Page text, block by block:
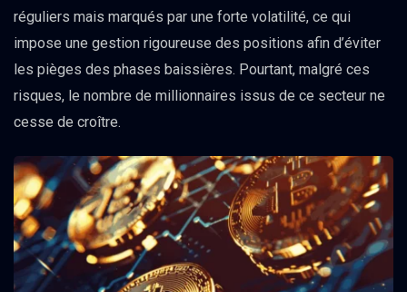
réguliers mais marqués par une forte volatilité, ce qui
impose une gestion rigoureuse des positions afin d’éviter
les pièges des phases baissières. Pourtant, malgré ces
risques, le nombre de millionnaires issus de ce secteur ne
cesse de croître.